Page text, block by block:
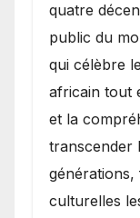
quatre
public du
qui célèbre
africain tout
et la
transcender
générations,
culturelles